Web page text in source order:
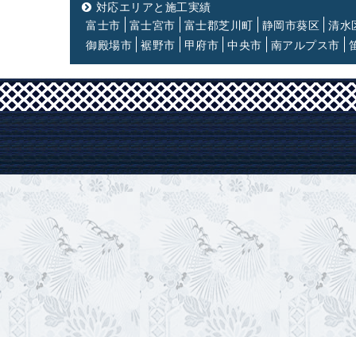
対応エリアと施工実績
富士市
富士宮市 富士郡芝川町 静岡市葵区
清水
御殿場市
裾野市 甲府市 中央市 南アルプス市